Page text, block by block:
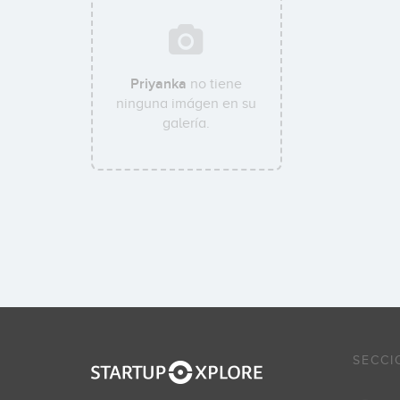
Priyanka no tiene
ninguna imágen en su
galería.